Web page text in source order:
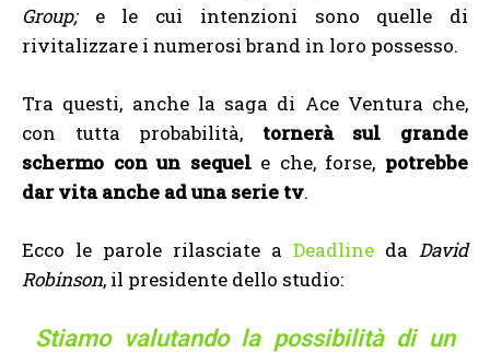
Group;e le cui intenzioni sono quelle di
rivitalizzare i numerosi brand in loro possesso.
Tra questi, anche la saga di Ace Ventura che,
con tutta probabilità, tornerà sul grande
schermo con un sequele che, forse, potrebbe
dar vita anche ad una serie tv.
Ecco le parole rilasciate a Deadline da David
Robinson, il presidente dello studio:
Stiamo valutando la possibilità di un